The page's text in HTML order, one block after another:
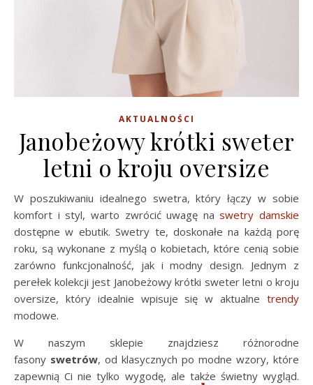
AKTUALNOŚCI
Janobeżowy krótki sweter
letni o kroju oversize
W poszukiwaniu idealnego swetra, który łączy w sobie
komfort i styl, warto zwrócić uwagę naswetry damskie
dostępne w ebutik. Swetry te, doskonałe na każdą porę
roku, są wykonane z myślą o kobietach, które cenią sobie
zarówno funkcjonalność, jak i modny design. Jednym z
perełek kolekcji jest Janobeżowy krótki sweter letni o kroju
oversize, który idealnie wpisuje się w aktualne trendy
modowe.
W naszym sklepie znajdziesz różnorodne
fasony swetrów, od klasycznych po modne wzory, które
zapewnią Ci nie tylko wygodę, ale także świetny wygląd.